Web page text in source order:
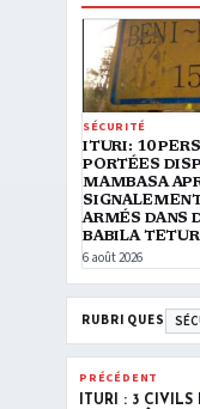
SÉCURITÉ
ITURI: 10
PORTÉES
MAMBASA
ARMÉS DANS
BABILA
6 août 2026
RUBRIQUES
PRÉCÉDENT
ITURI : 3